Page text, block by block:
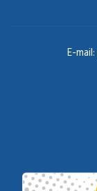
E-mail: